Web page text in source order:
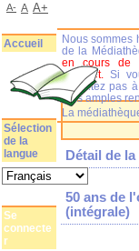
Détail de
50 ans de
(intégrale)
Nous sommes
de la
en cours de
complet.
Si
n'hésitez pas
plus amples
La
A- A A+
Accueil
Sélection
de la
langue
Se
connecte
r